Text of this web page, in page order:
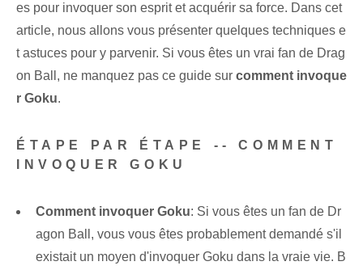
es⁤ pour invoquer son esprit et acquérir sa force. Dans cet
article, nous allons vous présenter quelques techniques e
t astuces pour y parvenir. ‌Si vous êtes un vrai fan de Drag
on⁣ Ball, ne manquez pas ce‌ guide sur‌ comment invoque
r Goku.
ÉTAPE PAR ÉTAPE -- COMMENT
INVOQUER GOKU
Comment invoquer Goku: Si vous êtes un fan de Dr
agon Ball, vous vous êtes probablement demandé s'il
existait un moyen d'invoquer Goku dans la vraie vie. B